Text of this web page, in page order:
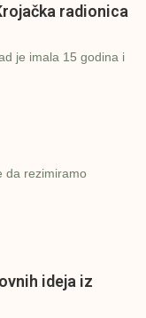
radionica
je imala 15 godina i
da rezimiramo
ideja iz